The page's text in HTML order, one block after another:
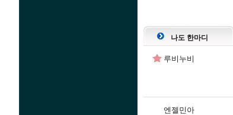
나도 한마디
루비누비
엔젤민아